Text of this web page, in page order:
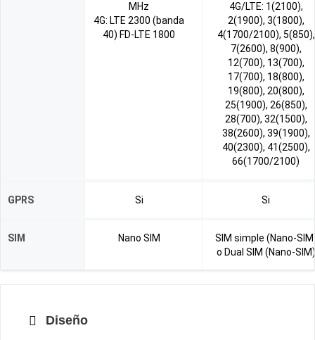
MHz
4G: LTE 2300 (banda
40) FD-LTE 1800
4G/LTE: 1(2100),
2(1900), 3(1800),
4(1700/2100), 5(850),
7(2600), 8(900),
12(700), 13(700),
17(700), 18(800),
19(800), 20(800),
25(1900), 26(850),
28(700), 32(1500),
38(2600), 39(1900),
40(2300), 41(2500),
66(1700/2100)
GPRS Si Si
SIM Nano SIM
SIM simple (Nano-
o Dual SIM (Nano-SIM)
Diseño